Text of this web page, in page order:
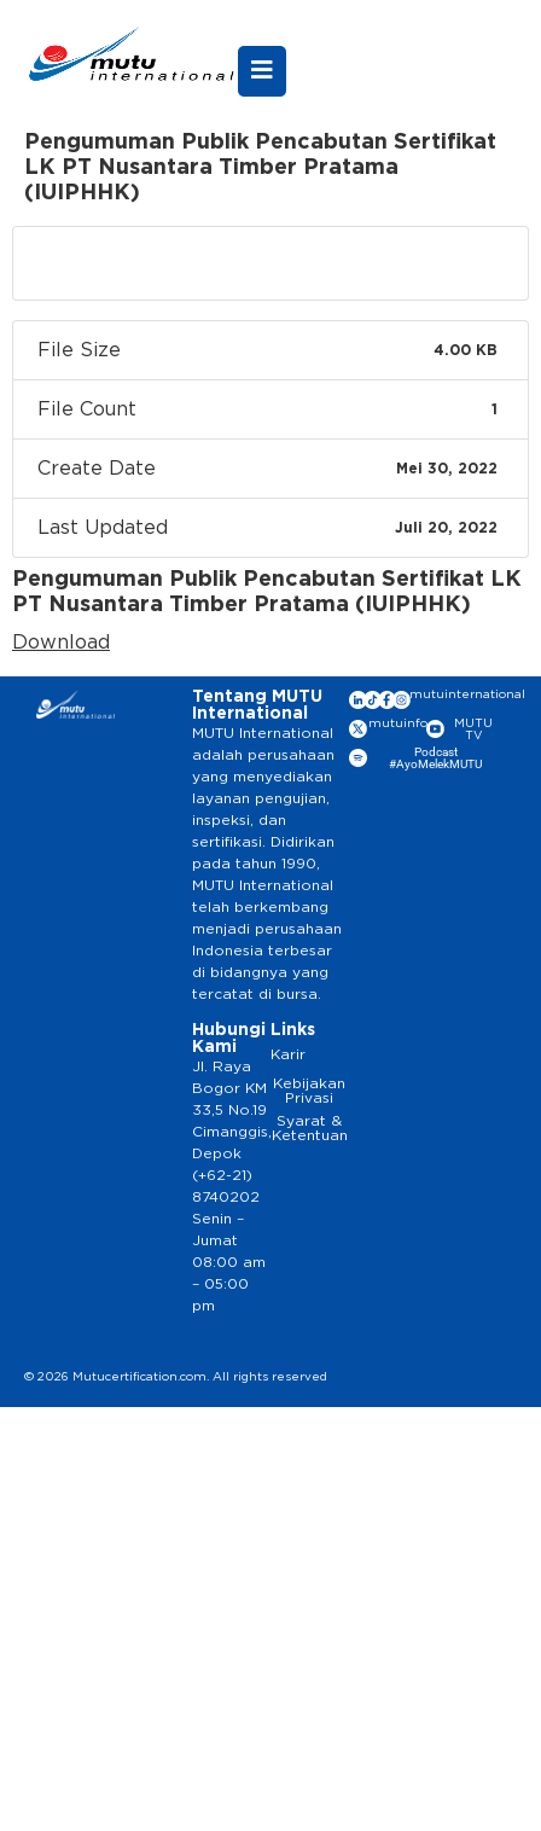
Pengumuman Publik Pencabutan Sertifikat
LK PT Nusantara Timber Pratama
(IUIPHHK)
File Size 4.00 KB
File Count 1
Create Date Mei 30, 2022
Last Updated Juli 20, 2022
Pengumuman Publik Pencabutan Sertifikat LK
PT Nusantara Timber Pratama (IUIPHHK)
Download
Tentang MUTU
International
MUTU International
adalah perusahaan
yang menyediakan
layanan pengujian,
inspeksi, dan
sertifikasi. Didirikan
pada tahun 1990,
MUTU International
telah berkembang
menjadi perusahaan
Indonesia terbesar
di bidangnya yang
tercatat di bursa.
Hubungi
Kami
Jl. Raya
Bogor KM
33,5 No.19
Cimanggis,
Depok
(+62-21)
8740202
Senin –
Jumat
08:00 am
– 05:00
pm
Links
Karir
Kebijakan
Privasi
Syarat &
Ketentuan
mutuinternational
mutuinfo
MUTU
TV
Podcast
#AyoMelekMUTU
© 2026 Mutucertification.com. All rights reserved